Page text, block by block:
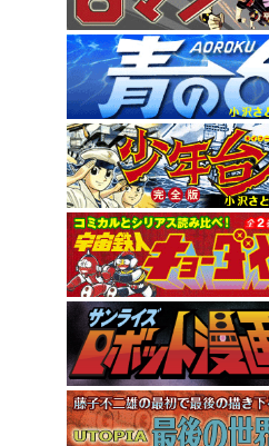
9月刊は1972年に連
1958年発表の元祖『
5月刊は小畑しゅん
4月刊は“背番号0シ
間に位置するエピソ
本作で9年間にわた
『小沢さとるの世界
ました。
消費税率変更の
2014年4月からの消
消費税率を5％から8
現在価格表記が統一
おり ご迷惑おかけい